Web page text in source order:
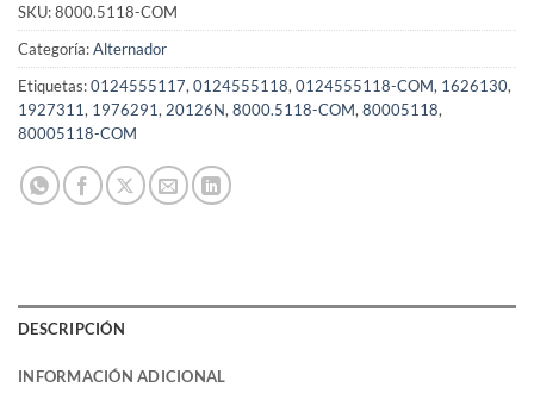
SKU:8000.5118-COM
Categoría:Alternador
Etiquetas:0124555117, 0124555118, 0124555118-COM, 1626130,
1927311, 1976291, 20126N, 8000.5118-COM, 80005118,
80005118-COM
DESCRIPCIÓN
INFORMACIÓN ADICIONAL